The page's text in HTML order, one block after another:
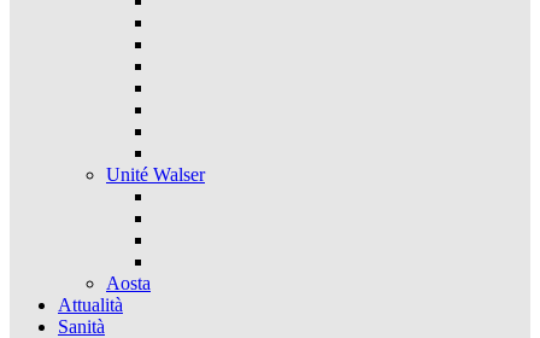
Unité Walser
Aosta
Attualità
Sanità